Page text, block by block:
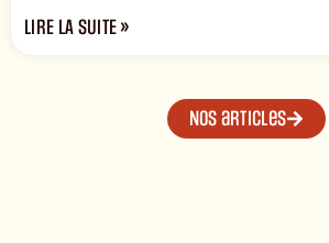
LIRE LA SUITE »
Nos articles